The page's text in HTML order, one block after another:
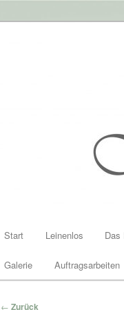
Start Leinenlos Das
Galerie Auftragsarbeiten
Beitragsnavigation
← Zurück